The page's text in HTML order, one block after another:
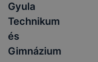
Gyula
Technikum
és
Gimnázium